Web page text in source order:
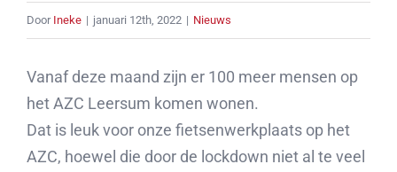
Door Ineke | januari 12th, 2022 | Nieuws
Vanaf deze maand zijn er 100 meer mensen op
het AZC Leersum komen wonen.
Dat is leuk voor onze fietsenwerkplaats op het
AZC, hoewel die door de lockdown niet al te veel